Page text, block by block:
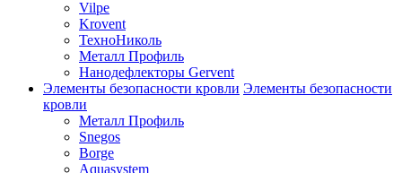
Vilpe
Krovent
ТехноНиколь
Металл Профиль
Нанодефлекторы Gervent
Элементы безопасности кровли Элементы безопасности
кровли
Металл Профиль
Snegos
Borge
Aquasystem